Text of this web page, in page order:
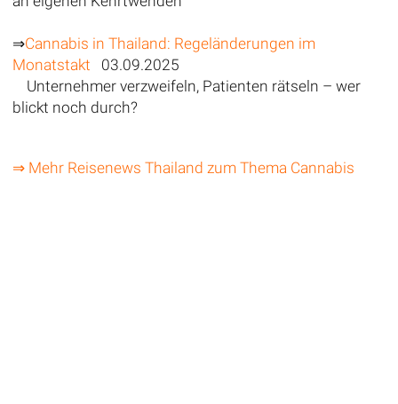
⇒Cannabis in Thailand: Regeländerungen im
Monatstakt 03.09.2025
Unternehmer verzweifeln, Patienten rätseln – wer
blickt noch durch?
⇒ Mehr Reisenews Thailand zum Thema Cannabis